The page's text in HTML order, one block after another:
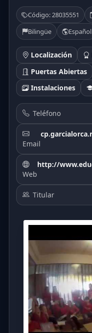
Código: 28035551
Bilingüe
Español
Localización
Puertas Abiertas
Instalaciones
Teléfono
Email
Web
http://
Titular